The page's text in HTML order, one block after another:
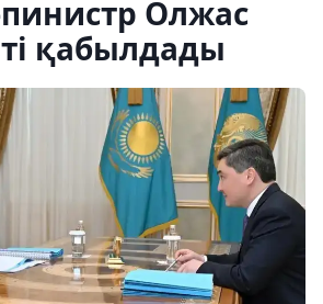
Олжас
қабылдады